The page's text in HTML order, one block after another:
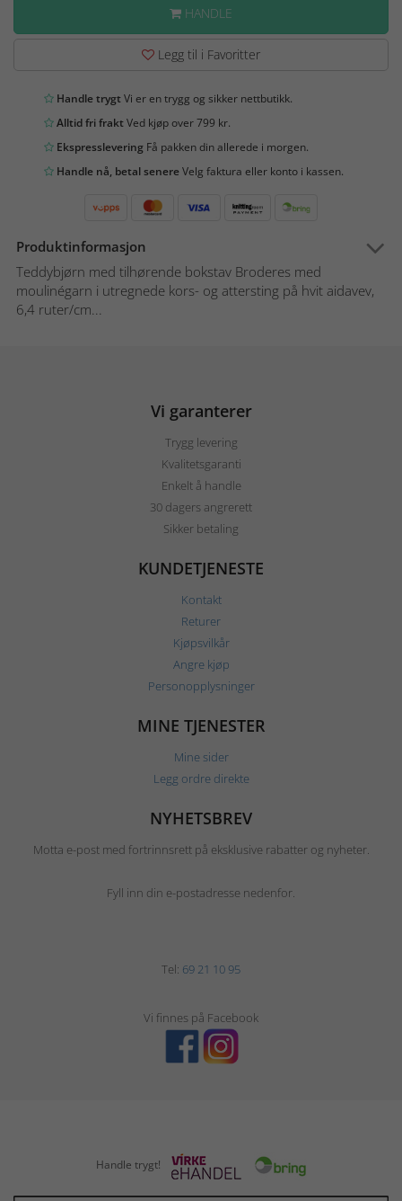
HANDLE
Legg til i Favoritter
Handle trygtVi er en trygg og sikker nettbutikk.
Alltid fri fraktVed kjøp over 799 kr.
Ekspresslevering Få pakken din allerede i morgen.
Handle nå, betal senereVelg faktura eller konto i kassen.
Produktinformasjon
Teddybjørn med tilhørende bokstav Broderes med
moulinégarn i utregnede kors- og attersting på hvit aidavev,
6,4 ruter/cm...
Vi garanterer
Trygg levering
Kvalitetsgaranti
Enkelt å handle
30 dagers angrerett
Sikker betaling
KUNDETJENESTE
Kontakt
Returer
Kjøpsvilkår
Angre kjøp
Personopplysninger
MINE TJENESTER
Mine sider
Legg ordre direkte
NYHETSBREV
Motta e-post med fortrinnsrett på eksklusive rabatter og nyheter.
Fyll inn din e-postadresse nedenfor.
Tel: 69 21 10 95
Vi finnes på Facebook
Handle trygt!